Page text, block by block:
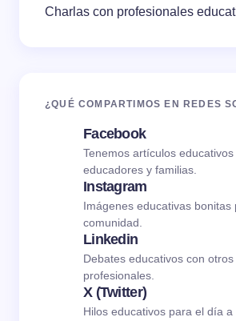
Charlas con profesionales
¿QUÉ COMPARTIMOS EN REDES
Facebook
Tenemos artículos educativos
educadores y familias.
Instagram
Imágenes educativas bonitas
comunidad.
Linkedin
Debates educativos con otros
profesionales.
X (Twitter)
Hilos educativos para el día